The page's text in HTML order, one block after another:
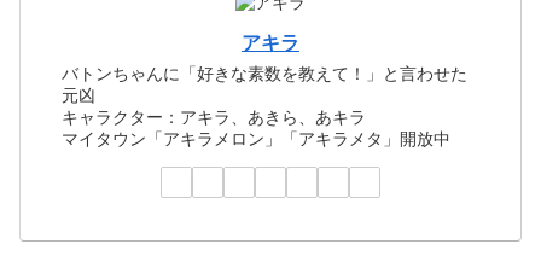
アキラ
バトンちゃんに「好きな素数を教えて！」と言わせた
元凶
キャラクター：アキラ、あきら、あキラ
マイタウン「アキラメロン」「アキラメタ」開放中